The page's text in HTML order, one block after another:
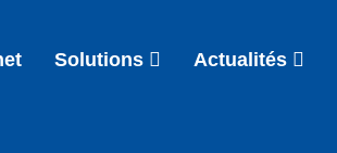
Solutions Actualités